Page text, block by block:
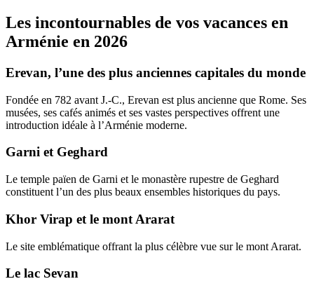
Les incontournables de vos vacances en
Arménie en 2026
Erevan, l’une des plus anciennes capitales du monde
Fondée en 782 avant J.-C., Erevan est plus ancienne que Rome. Ses
musées, ses cafés animés et ses vastes perspectives offrent une
introduction idéale à l’Arménie moderne.
Garni et Geghard
Le temple païen de Garni et le monastère rupestre de Geghard
constituent l’un des plus beaux ensembles historiques du pays.
Khor Virap et le mont Ararat
Le site emblématique offrant la plus célèbre vue sur le mont Ararat.
Le lac Sevan